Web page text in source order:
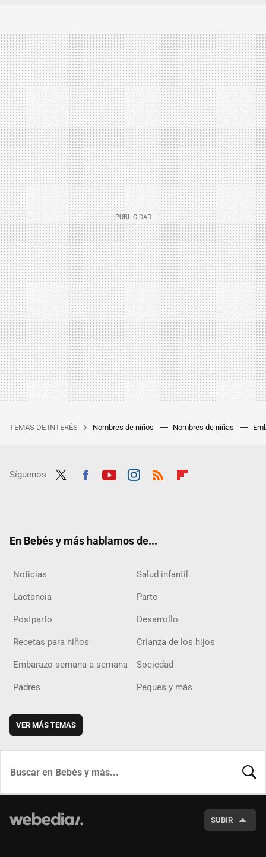
TEMAS DE INTERÉS Nombres de niños Nombres de niñas
Síguenos
En Bebés y más hablamos de...
Noticias Salud infantil
Lactancia Parto
Postparto Desarrollo
Recetas para niños Crianza de los hijos
Embarazo semana a semana Sociedad
Padres Peques y más
VER MÁS TEMAS
SUBIR